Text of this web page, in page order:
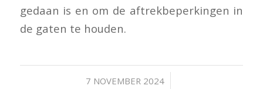
gedaan is en om de aftrekbeperkingen in
de gaten te houden.
7 NOVEMBER 2024
/